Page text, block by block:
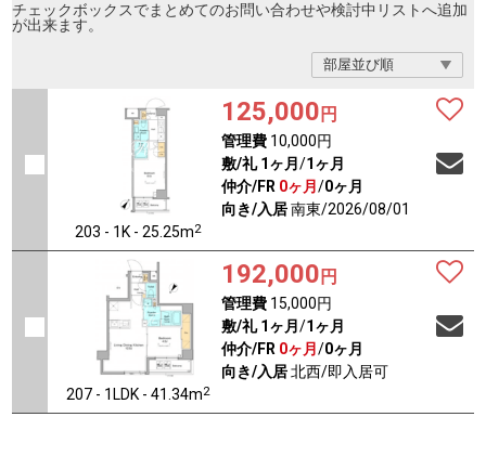
チェックボックスでまとめてのお問い合わせや検討中リストへ追加
が出来ます。
203 - 1K - 25.25m2
125,000 円
管理費10,000円
敷/礼 1ヶ月 /1ヶ月
仲介/FR 0ヶ月 /0ヶ月
向き/入居南東/2026/08/01
207 - 1LDK - 41.34m2
192,000 円
管理費15,000円
敷/礼 1ヶ月 /1ヶ月
仲介/FR 0ヶ月 /0ヶ月
向き/入居北西/即入居可